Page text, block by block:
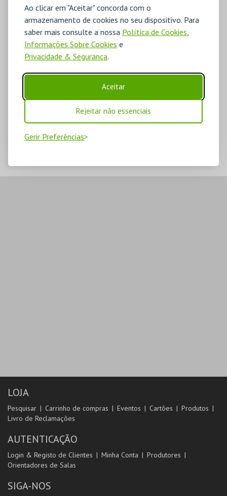
Ao clicar em "Aceitar" concorda com o
armazenamento de cookies no seu dispositivo. Para
saber mais consulte a nossa Política de Cookies
Informações Sobre Cookies e
Privacidade & Segurança.
Aceitar
Rejeitar não essenciais
Gerir Preferências
LOJA
Pesquisar Carrinho de compras Eventos Cartões
Produtos
Livro de Reclamações
AUTENTICAÇÃO
Login & Registo de Clientes Minha Conta
Produtores
Orientadores de Salas
SIGA-NOS